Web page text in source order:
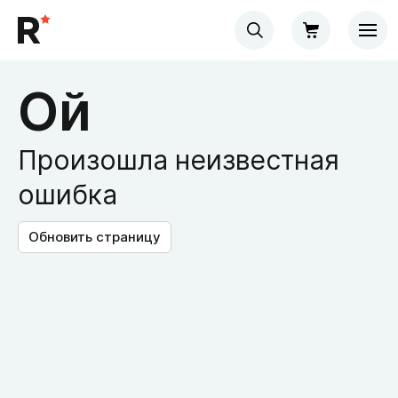
Ой
Произошла неизвестная
ошибка
Обновить страницу